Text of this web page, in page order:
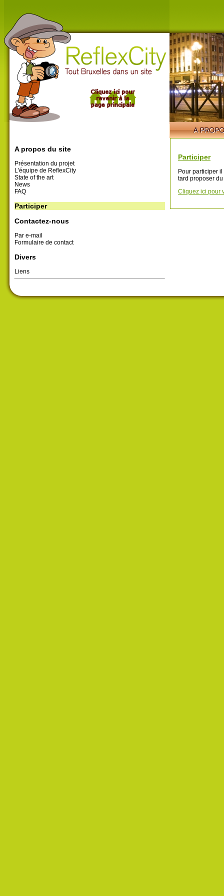
A propos du site
Présentation du projet
L'équipe de ReflexCity
State of the art
News
FAQ
Participer
Contactez-nous
Par e-mail
Formulaire de contact
Divers
Liens
Participer
Pour participer
tard proposer
Cliquez ici pour